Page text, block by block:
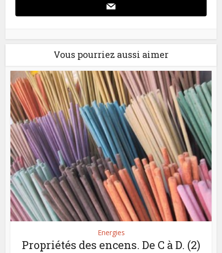
Vous pourriez aussi aimer
Energies
Propriétés des encens. De C à D. (2)